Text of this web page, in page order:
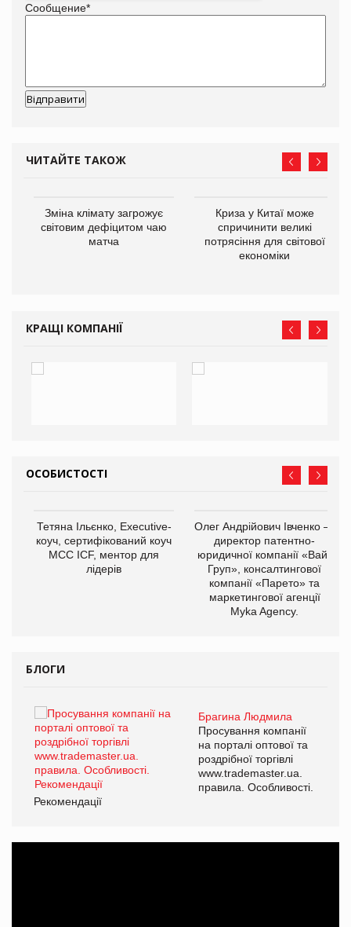
Сообщение*
ЧИТАЙТЕ ТАКОЖ
Зміна клімату загрожує
світовим дефіцитом чаю
матча
Криза у Китаї може
спричинити великі
потрясіння для світової
економіки
КРАЩІ КОМПАНІЇ
ОСОБИСТОСТІ
Тетяна Ільєнко, Executive-
коуч, сертифікований коуч
МСС ICF, ментор для
лідерів
Олег Андрійович Івченко —
директор патентно-
юридичної компанії «Вайз
Груп», консалтингової
компанії «Парето» та
маркетингової агенції
Myka Agency.
БЛОГИ
Брагина Людмила
Просування компанії
на порталі оптової та
роздрібної торгівлі
www.trademaster.ua.
правила. Особливості.
Рекомендації